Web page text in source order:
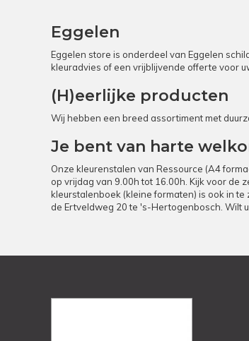
Eggelen
Eggelen store is onderdeel van Eggelen
kleuradvies of een vrijblijvende offerte voor
(H)eerlijke producten
Wij hebben een breed assortiment met
Je bent van harte
Onze kleurenstalen van Ressource (A4
op vrijdag van 9.00h tot 16.00h. Kijk voor de
kleurstalenboek (kleine formaten) is ook in
de Ertveldweg 20 te 's-Hertogenbosch. Wilt